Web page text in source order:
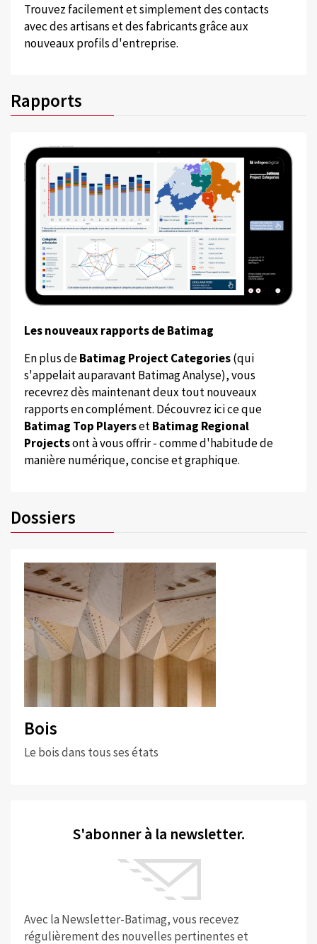
Trouvez facilement et simplement des contacts
avec des artisans et des fabricants grâce aux
nouveaux profils d'entreprise.
Rapports
Les nouveaux rapports de Batimag
En plus deBatimag Project Categories(qui
s'appelait auparavant Batimag Analyse), vous
recevrez dès maintenant deux tout nouveaux
rapports en complément. Découvrez ici ce que
Batimag Top PlayersetBatimag Regional
Projectsont à vous offrir - comme d'habitude de
manière numérique, concise et graphique.
Dossiers
Bois
Le bois dans tous ses états
S'abonner à la newsletter.
Avec la Newsletter-Batimag, vous recevez
régulièrement des nouvelles pertinentes et